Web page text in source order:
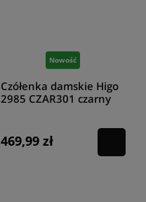
Nowość
Czółenka damskie Higo
2985 CZAR301 czarny
469,99 zł